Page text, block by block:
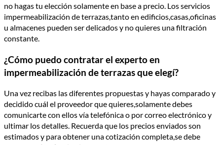
no hagas tu elección solamente en base a precio. Los servicios
impermeabilización de terrazas,tanto en edificios,casas,oficinas
u almacenes pueden ser delicados y no quieres una filtración
constante.
¿Cómo puedo contratar el experto en
impermeabilización de terrazas que elegí?
Una vez recibas las diferentes propuestas y hayas comparado y
decidido cuál el proveedor que quieres,solamente debes
comunicarte con ellos vía telefónica o por correo electrónico y
ultimar los detalles. Recuerda que los precios enviados son
estimados y para obtener una cotización completa,se debe